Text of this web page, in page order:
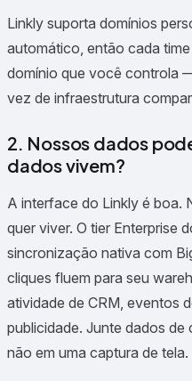
Linkly suporta domínios
automático, então cada
domínio que você controla
vez de infraestrutura
2. Nossos dados
dados vivem?
A interface do Linkly é boa.
quer viver. O tier Enterprise
sincronização nativa com
cliques fluem para seu
atividade de CRM, eventos
publicidade. Junte dados de
não em uma captura de tela.